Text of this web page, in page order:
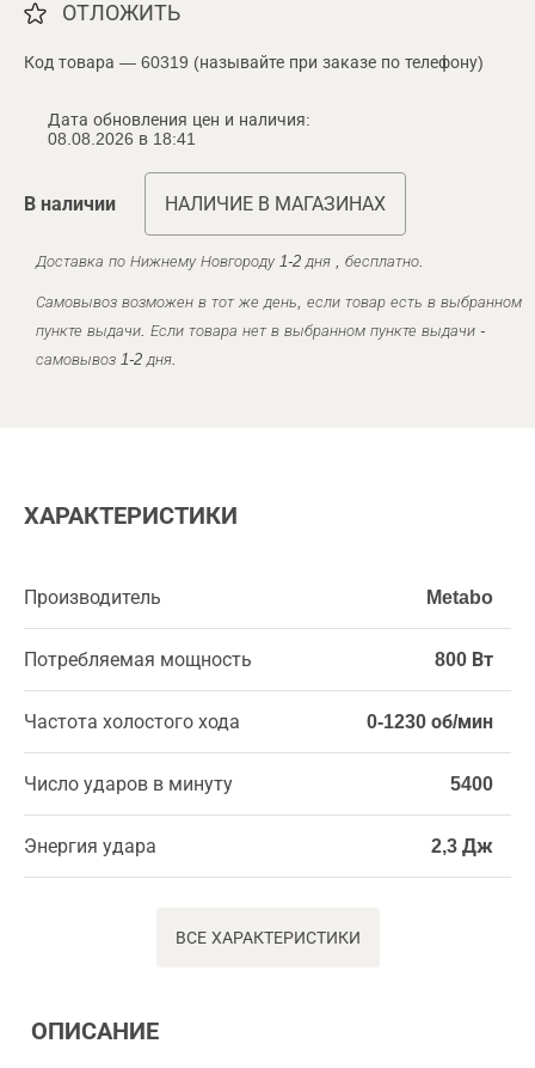
ОТЛОЖИТЬ
Код товара — 60319 (называйте при заказе по телефону)
Дата обновления цен и наличия:
08.08.2026 в 18:41
В наличии НАЛИЧИЕ В МАГАЗИНАХ
Доставка по Нижнему Новгороду 1-2 дня , бесплатно.
Самовывоз возможен в тот же день, если товар есть в выбранном
пункте выдачи. Если товара нет в выбранном пункте выдачи -
самовывоз 1-2 дня.
ХАРАКТЕРИСТИКИ
Производитель Metabo
Потребляемая мощность 800 Вт
Частота холостого хода 0-1230 об/мин
Число ударов в минуту 5400
Энергия удара 2,3 Дж
ВСЕ ХАРАКТЕРИСТИКИ
ОПИСАНИЕ